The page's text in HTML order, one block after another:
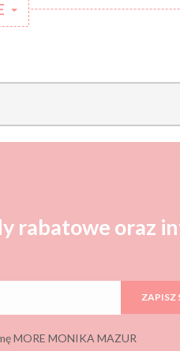
rabatowe oraz
ZAPISZ
MORE MONIKA MAZUR